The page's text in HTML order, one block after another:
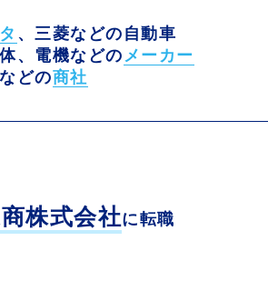
、三菱などの自動車
、電機などの メーカー
どの商社
株式会社に転職